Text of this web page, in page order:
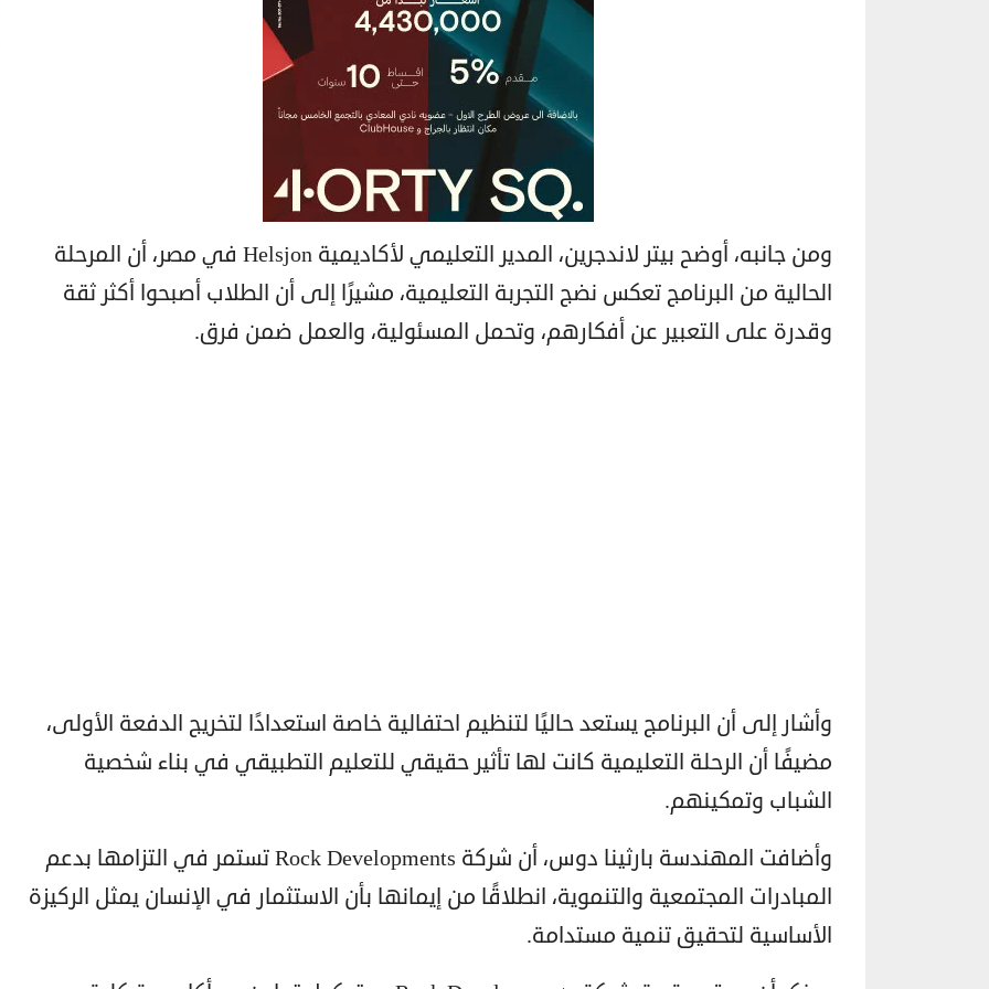
ومن جانبه، أوضح بيتر لاندجرين، المدير التعليمي لأكاديمية Helsjon في مصر، أن المرحلة
الحالية من البرنامج تعكس نضج التجربة التعليمية، مشيرًا إلى أن الطلاب أصبحوا أكثر ثقة
وقدرة على التعبير عن أفكارهم، وتحمل المسئولية، والعمل ضمن فرق.
وأشار إلى أن البرنامج يستعد حاليًا لتنظيم احتفالية خاصة استعدادًا لتخريج الدفعة الأولى،
مضيفًا أن الرحلة التعليمية كانت لها تأثير حقيقي للتعليم التطبيقي في بناء شخصية
الشباب وتمكينهم.
وأضافت المهندسة بارثينا دوس، أن شركة Rock Developments تستمر في التزامها بدعم
المبادرات المجتمعية والتنموية، انطلاقًا من إيمانها بأن الاستثمار في الإنسان يمثل الركيزة
الأساسية لتحقيق تنمية مستدامة.